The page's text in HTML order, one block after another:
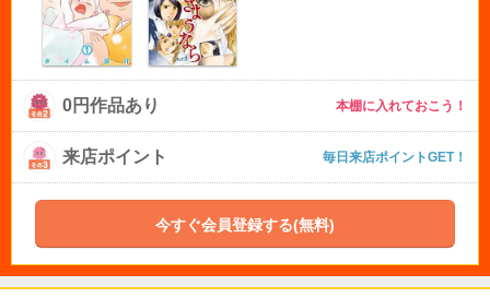
0円作品あり 本棚に入れておこう！
来店ポイント 毎日来店ポイントGET！
今すぐ会員登録する(無料)